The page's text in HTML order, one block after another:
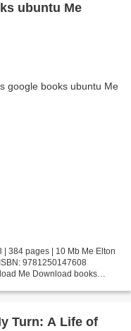
ubuntu Me
384 pages | 10 Mb Me Elton
9781250147608
Me Download books
Turn: A Life of